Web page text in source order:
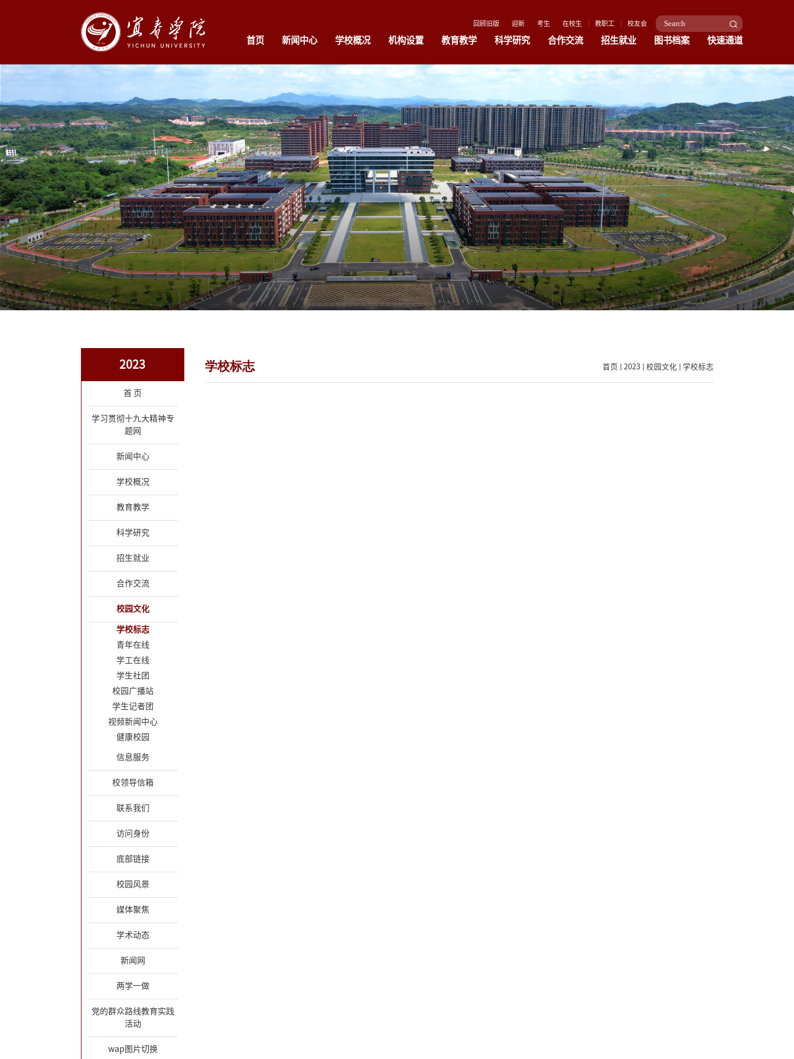
回顾旧版 迎新 考生 在校生 教职工 校友会
首页 新闻中心 学校概况 机构设置 教育教学 科学研究 合作交流 招生就业 图书档案 快速通道
首页 新闻中心
时政要闻
学校新闻
校园动态
学校简介
学校沿革
现任领导
学校标识
校园风光
全景校园
机构设置
管理机构
院系设置
教辅机构
附属单位
医学部
教师队伍
学生管理
本科教育
研究生教育
继续教育
留学生教育
审核评估
科学研究
科研
学科建设
实验室管理
重点实验室
学报
合作交流
国际交流
招生就业
本科招生
研究生招生
就业网
图书档案
图书馆
档案馆
快速通道
招标采购
校友网
校历查询
作息时间表
财政预决算公开
信息公开
常用网址
宜春学院网络教学平台
2023
首 页
学习贯彻十九大精神专
题网
新闻中心
学校概况
教育教学
科学研究
招生就业
合作交流
校园文化
学校标志
青年在线
学工在线
学生社团
校园广播站
学生记者团
视频新闻中心
健康校园
信息服务
校领导信箱
联系我们
访问身份
底部链接
校园风景
媒体聚焦
学术动态
新闻网
两学一做
党的群众路线教育实践
活动
wap图片切换
首页 2023 校园文化 学校标志
学校标志